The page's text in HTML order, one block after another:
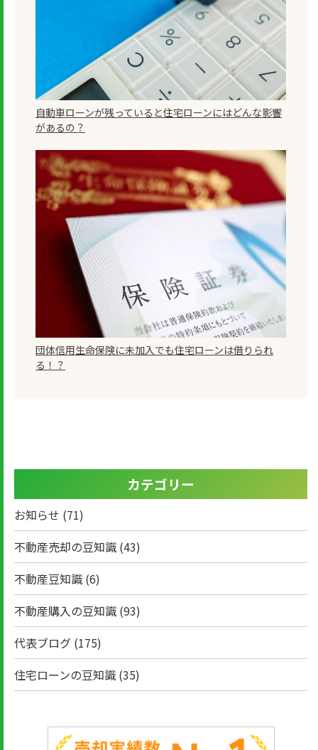
自動車ローンが残っていると住宅ローンにはどんな影響
があるの？
団体信用生命保険に未加入でも住宅ローンは借りられ
る！？
カテゴリー
お知らせ (71)
不動産売却の豆知識 (43)
不動産豆知識 (6)
不動産購入の豆知識 (93)
代表ブログ (175)
住宅ローンの豆知識 (35)